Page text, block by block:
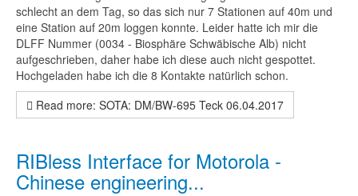
schlecht an dem Tag, so das sich nur 7 Stationen auf 40m und
eine Station auf 20m loggen konnte. Leider hatte ich mir die
DLFF Nummer (0034 - Biosphäre Schwäbische Alb) nicht
aufgeschrieben, daher habe ich diese auch nicht gespottet.
Hochgeladen habe ich die 8 Kontakte natürlich schon.
Read more: SOTA: DM/BW-695 Teck 06.04.2017
RIBless Interface for Motorola -
Chinese engineering...